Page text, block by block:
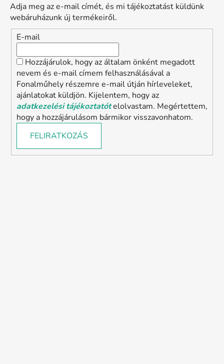
m
e
i
Adja meg az e-mail címét, és mi tájékoztatást küldünk
webáruházunk új termékeiről.
E-mail
Hozzájárulok, hogy az általam önként megadott
nevem és e-mail címem felhasználásával a
Fonalműhely részemre e-mail útján hírleveleket,
ajánlatokat küldjön. Kijelentem, hogy az
adatkezelési tájékoztatótelolvastam. Megértettem,
hogy a hozzájárulásom bármikor visszavonhatom.
FELIRATKOZÁS